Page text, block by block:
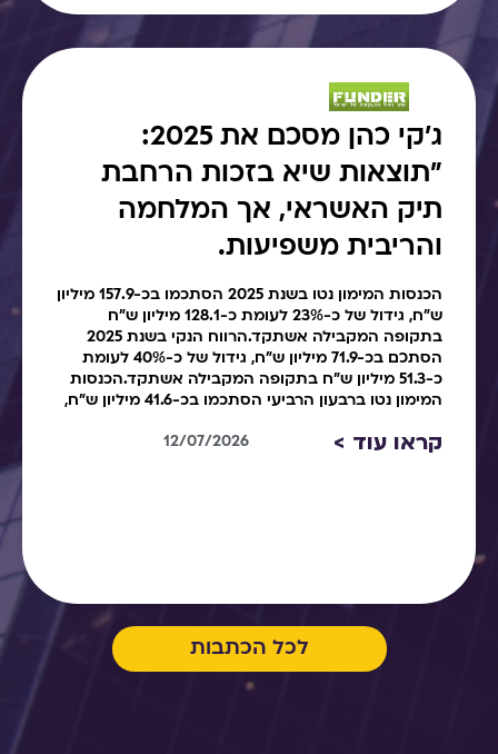
ג׳קי כהן מסכם את 2025:
"תוצאות שיא בזכות הרחבת
תיק האשראי, אך המלחמה
והריבית משפיעות.
הכנסות המימון נטו בשנת 2025 הסתכמו בכ-157.9 מיליון
ש"ח, גידול של כ-23% לעומת כ-128.1 מיליון ש"ח
בתקופה המקבילה אשתקד.הרווח הנקי בשנת 2025
הסתכם בכ-71.9 מיליון ש"ח, גידול של כ-40% לעומת
כ-51.3 מיליון ש"ח בתקופה המקבילה אשתקד.הכנסות
המימון נטו ברבעון הרביעי הסתכמו בכ-41.6 מיליון ש"ח,
קראו עוד > 12/07/2026
לכל הכתבות